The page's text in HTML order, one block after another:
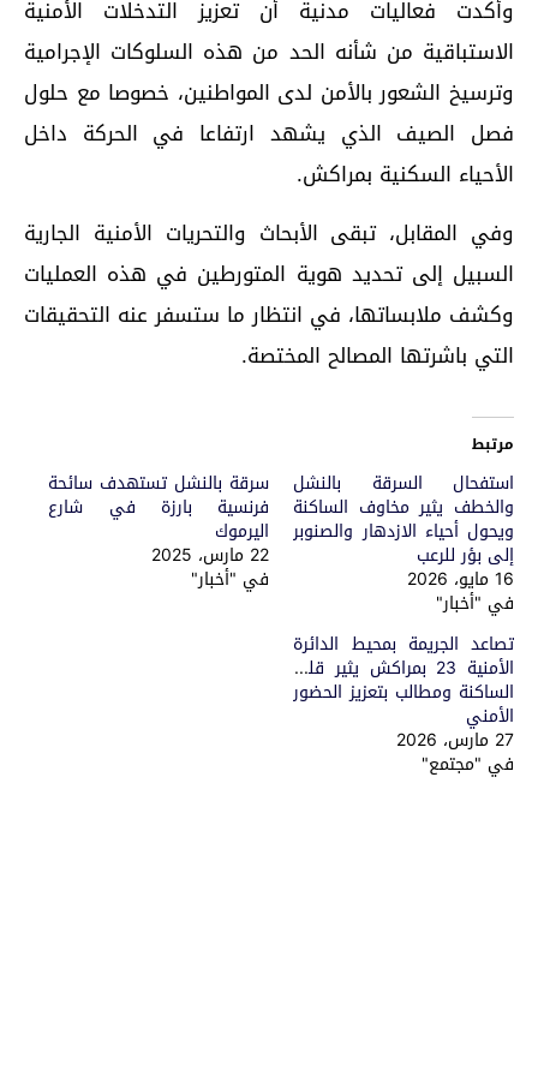
وأكدت فعاليات مدنية أن تعزيز التدخلات الأمنية
الاستباقية من شأنه الحد من هذه السلوكات الإجرامية
وترسيخ الشعور بالأمن لدى المواطنين، خصوصا مع حلول
فصل الصيف الذي يشهد ارتفاعا في الحركة داخل
الأحياء السكنية بمراكش.
وفي المقابل، تبقى الأبحاث والتحريات الأمنية الجارية
السبيل إلى تحديد هوية المتورطين في هذه العمليات
وكشف ملابساتها، في انتظار ما ستسفر عنه التحقيقات
التي باشرتها المصالح المختصة.
مرتبط
استفحال السرقة بالنشل
والخطف يثير مخاوف الساكنة
ويحول أحياء الازدهار والصنوبر
إلى بؤر للرعب
16 مايو، 2026
في "أخبار"
سرقة بالنشل تستهدف سائحة
فرنسية بارزة في شارع
اليرموك
22 مارس، 2025
في "أخبار"
تصاعد الجريمة بمحيط الدائرة
الأمنية 23 بمراكش يثير قلق
الساكنة ومطالب بتعزيز الحضور
الأمني
27 مارس، 2026
في "مجتمع"